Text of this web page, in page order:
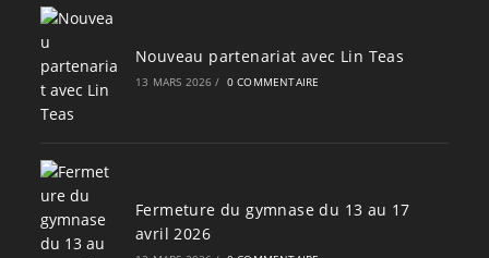
Nouveau partenariat avec Lin Teas
13 MARS 2026 / 0 COMMENTAIRE
Fermeture du gymnase du 13 au 17
avril 2026